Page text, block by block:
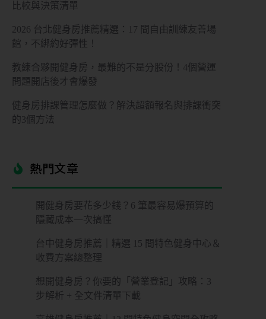
比較與決策清單
2026 台北健身房推薦精選：17 間自由訓練友善場
館，不綁約好彈性！
教練合夥開健身房，最難的不是分股份！4個營運
問題開店後才會爆發
健身房排課管理怎麼做？解決超額報名與排課衝突
的3個方法
熱門文章​
開健身房要花多少錢？6 筆最容易爆預算的
隱藏成本一次搞懂
台中健身房推薦｜精選 15 間特色健身中心＆
收費方案總整理
想開健身房？你要的「營業登記」攻略：3
步解析 + 全文件清單下載